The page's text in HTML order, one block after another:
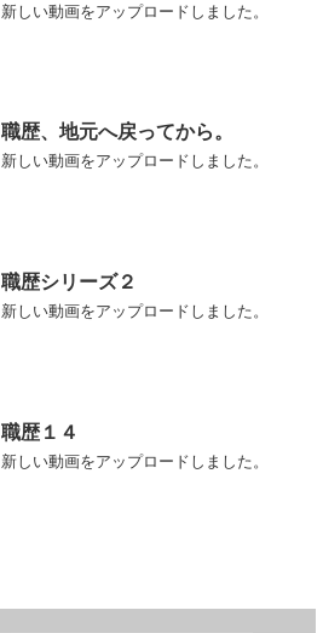
新しい動画をアップロードしました。
職歴、地元へ戻ってから。
新しい動画をアップロードしました。
職歴シリーズ２
新しい動画をアップロードしました。
職歴１４
新しい動画をアップロードしました。